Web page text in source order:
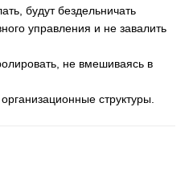
будут бездельничать
управления и не завалить
не вмешиваясь в
структуры.